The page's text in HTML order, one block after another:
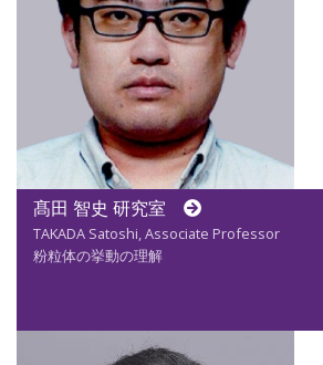
髙田 智史 研究室
TAKADA Satoshi, Associate Professor
粉粒体の挙動の理解